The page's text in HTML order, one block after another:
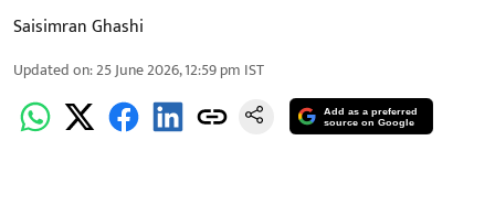
Saisimran Ghashi
Updated on:25 June 2026, 12:59 pm IST
Add as a preferred
source on Google